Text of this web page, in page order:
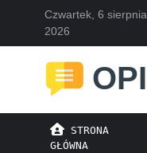
Czwartek, 6 sierpnia
2026
OPI
STRONA
GŁÓWNA